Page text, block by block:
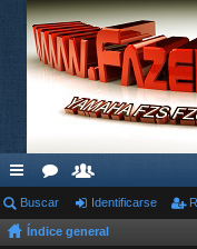
nl
ac
or
os
su
ari
Buscar Identificarse
Índice general